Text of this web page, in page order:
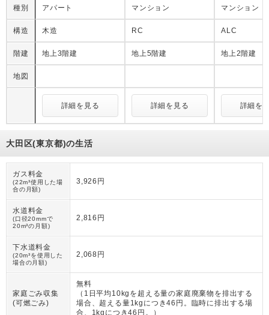
種別 アパート マンション マンション
構造 木造 RC ALC
階建 地上3階建 地上5階建 地上2階建
地図
詳細を見る 詳細を見る 詳細を
大田区(東京都)の生活
ガス料金
(22m³使用した場
合の月額)
3,926円
水道料金
(口径20mmで
20m³の月額)
2,816円
下水道料金
(20m³を使用した
場合の月額)
2,068円
家庭ごみ収集
(可燃ごみ)
無料
（ 1日平均10kgを超える量の家庭廃棄物を排出する
場合、超える量1kgにつき46円。臨時に排出する場
合、1kgにつき46円。
）